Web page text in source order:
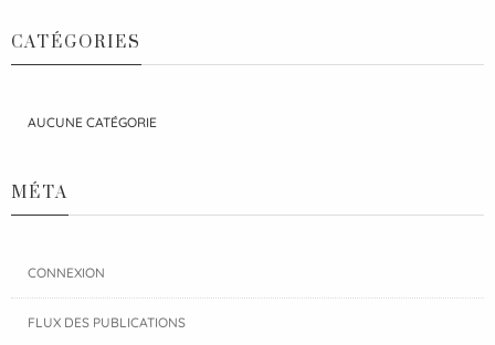
CATÉGORIES
AUCUNE CATÉGORIE
MÉTA
CONNEXION
FLUX DES PUBLICATIONS